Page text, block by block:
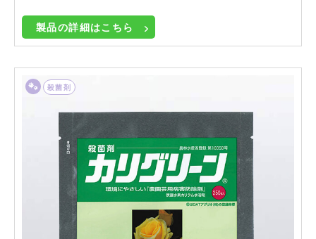
製品の詳細はこちら
殺菌剤